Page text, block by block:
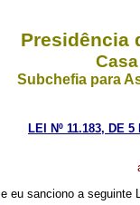
Presidência
Casa
Subchefia para
LEI Nº 11.183, DE
eu sanciono a seguinte